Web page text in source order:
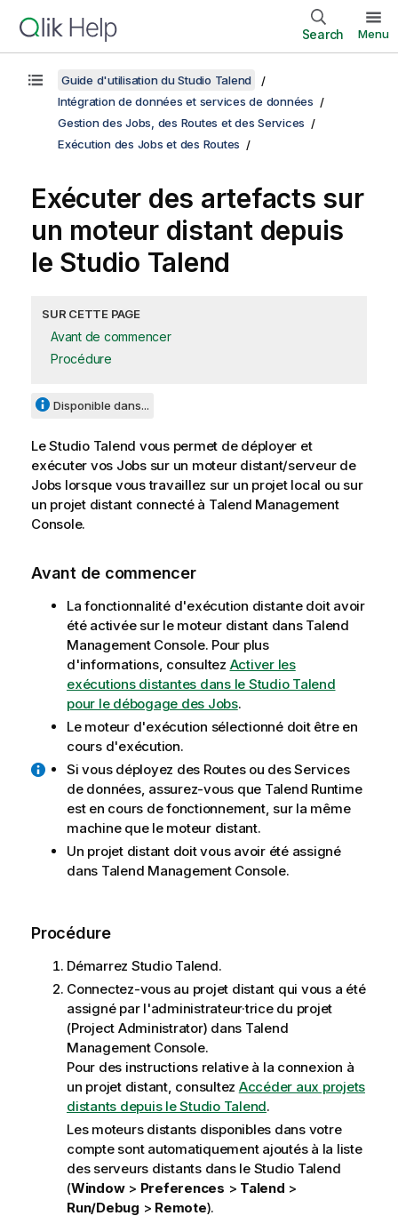
Search Menu
Guide d'utilisation du Studio Talend
Intégration de données et services de données
Gestion des Jobs, des Routes et des Services
Exécution des Jobs et des Routes
Exécuter des artefacts sur
un moteur distant depuis
le Studio Talend
SUR CETTE PAGE
Avant de commencer
Procédure
Disponible dans...
LeStudio Talend vous permet de déployer et
exécuter vos Jobs sur un moteur distant/serveur de
Jobs lorsque vous travaillez sur un projet local ou sur
un projet distant connecté à Talend Management
Console.
Avant de commencer
La fonctionnalité d'exécution distante doit avoir
été activée sur le moteur distant dans Talend
Management Console. Pour plus
d'informations, consultez Activer les
exécutions distantes dans le Studio Talend
pour le débogage des Jobs.
Le moteur d'exécution sélectionné doit être en
cours d'exécution.
Si vous déployez des Routes ou des Services
de données, assurez-vous que Talend Runtime
est en cours de fonctionnement, sur la même
machine que le moteur distant.
Un projet distant doit vous avoir été assigné
dans Talend Management Console.
Procédure
Démarrez Studio Talend.
Connectez-vous au projet distant qui vous a été
assigné par l'administrateur·trice du projet
(Project Administrator) dans Talend
Management Console.
Pour des instructions relative à la connexion à
un projet distant, consultez Accéder aux projets
distants depuis le Studio Talend.
Les moteurs distants disponibles dans votre
compte sont automatiquement ajoutés à la liste
des serveurs distants dans le Studio Talend
(Window> Preferences > Talend >
Run/Debug > Remote).